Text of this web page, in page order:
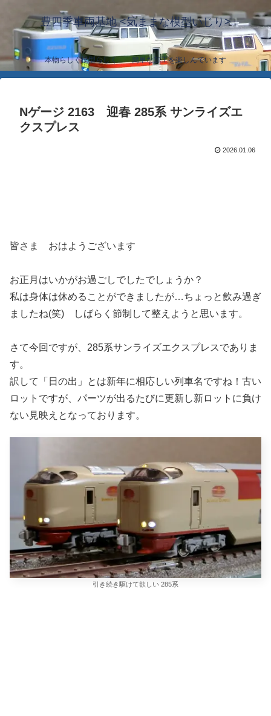
豊四季車両基地 <気ままな模型いじり>
本物らしく模型らしく… 簡単な加工を楽しんでいます
Nゲージ 2163 迎春 285系 サンライズエ
クスプレス
2026.01.06
皆さま おはようございます
お正月はいかがお過ごしでしたでしょうか？
私は身体は休めることができましたが…ちょっと飲み過ぎ
ましたね(笑) しばらく節制して整えようと思います。
さて今回ですが、285系サンライズエクスプレスでありま
す。
訳して「日の出」とは新年に相応しい列車名ですね！古い
ロットですが、パーツが出るたびに更新し新ロットに負け
ない見映えとなっております。
引き続き駆けて欲しい 285系